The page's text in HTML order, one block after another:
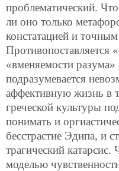
проблематический.
ли оно только
констатацией и
Противопоставляется
«вменяемости
подразумевается
аффективную жизнь в
греческой культуры
понимать и
бесстрастие Эдипа, и
трагический
моделью